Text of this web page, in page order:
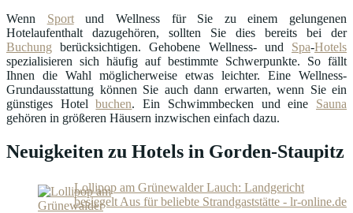
Wenn Sportund Wellness für Sie zu einem gelungenen
Hotelaufenthalt dazugehören, sollten Sie dies bereits bei der
Buchung berücksichtigen. Gehobene Wellness- und Spa-Hotels
spezialisieren sich häufig auf bestimmte Schwerpunkte. So fällt
Ihnen die Wahl möglicherweise etwas leichter. Eine Wellness-
Grundausstattung können Sie auch dann erwarten, wenn Sie ein
günstiges Hotelbuchen. Ein Schwimmbecken und eine Sauna
gehören in größeren Häusern inzwischen einfach dazu.
Neuigkeiten zu Hotels in Gorden-Staupitz
Lollipop am Grünewalder Lauch: Landgericht
besiegelt Aus für beliebte Strandgaststätte - lr-online.de